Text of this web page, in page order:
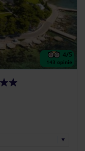
4/5
143 opinie